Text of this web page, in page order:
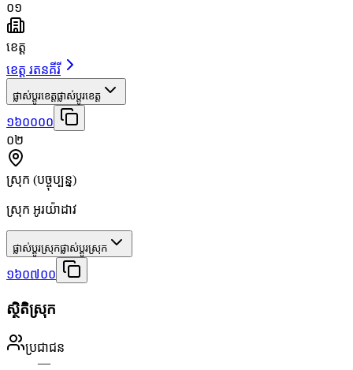
០១
ខេត្ត
ខេត្ត រតនគីរី
ផ្លាស់ប្តូរខេត្តផ្លាស់ប្តូរខេត្ត
១៦០០០០
០២
ស្រុក (បច្ចុប្បន្ន)
ស្រុក អូរយ៉ាដាវ
ផ្លាស់ប្តូរស្រុកផ្លាស់ប្តូរស្រុក
១៦០៧០០
ស្ថិតិស្រុក
ប្រជាជន
—